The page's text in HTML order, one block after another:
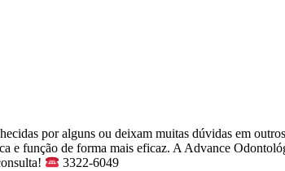
por alguns ou deixam muitas dúvidas em
e função de forma mais eficaz. A Advance
3322-6049